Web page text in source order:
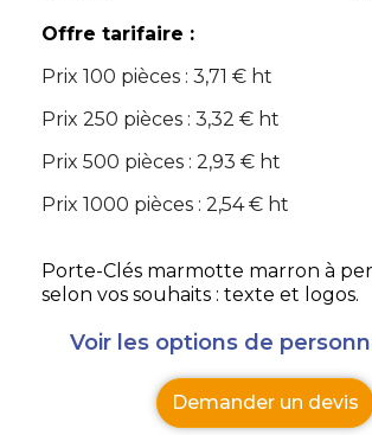
Offre tarifaire :
Prix 100 pièces : 3,71 € ht
Prix 250 pièces : 3,32 € ht
Prix 500 pièces : 2,93 € ht
Prix 1000 pièces : 2,54 € ht
Porte-Clés marmotte marron à
selon vos souhaits : texte et logos.
Voir les options de
Demander un devis